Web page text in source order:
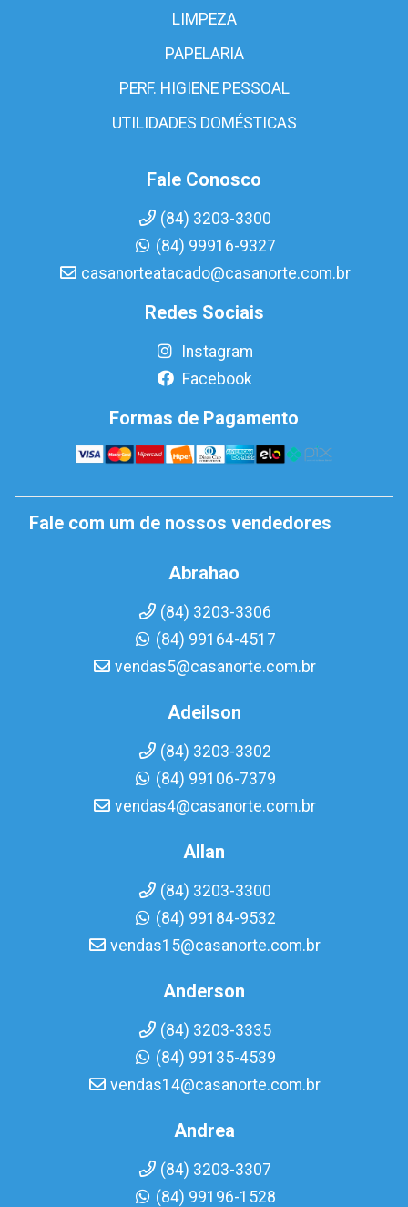
LIMPEZA
PAPELARIA
PERF. HIGIENE PESSOAL
UTILIDADES DOMÉSTICAS
Fale Conosco
(84) 3203-3300
(84) 99916-9327
casanorteatacado@casanorte.com.br
Redes Sociais
Instagram
Facebook
Formas de Pagamento
Fale com um de nossos vendedores
Abrahao
(84) 3203-3306
(84) 99164-4517
vendas5@casanorte.com.br
Adeilson
(84) 3203-3302
(84) 99106-7379
vendas4@casanorte.com.br
Allan
(84) 3203-3300
(84) 99184-9532
vendas15@casanorte.com.br
Anderson
(84) 3203-3335
(84) 99135-4539
vendas14@casanorte.com.br
Andrea
(84) 3203-3307
(84) 99196-1528